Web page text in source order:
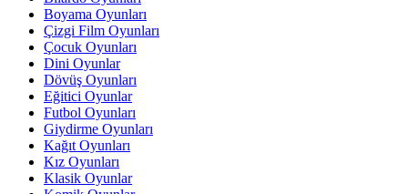
Boyama Oyunları
Çizgi Film Oyunları
Çocuk Oyunları
Dini Oyunlar
Dövüş Oyunları
Eğitici Oyunlar
Futbol Oyunları
Giydirme Oyunları
Kağıt Oyunları
Kız Oyunları
Klasik Oyunlar